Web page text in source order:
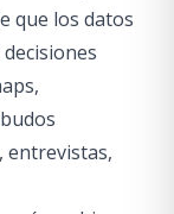
que los datos
entrevistas,